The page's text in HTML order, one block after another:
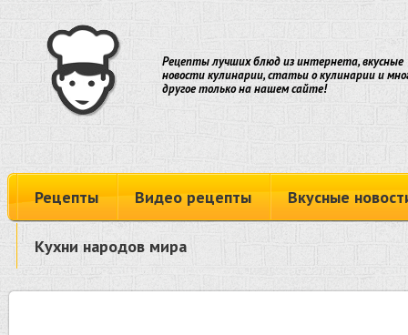
Рецепты лучших блюд из интернета, вкусные
новости кулинарии, статьи о кулинарии и
другое только на нашем сайте!
Рецепты Видео рецепты Вкусные
Кухни народов мира